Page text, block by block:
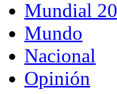
Mundial
Mundo
Nacional
Opinión